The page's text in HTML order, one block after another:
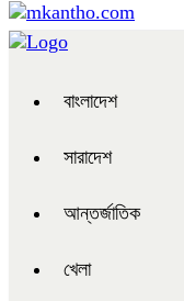
বাংলাদেশ
সারাদেশ
আন্তর্জাতিক
খেলা